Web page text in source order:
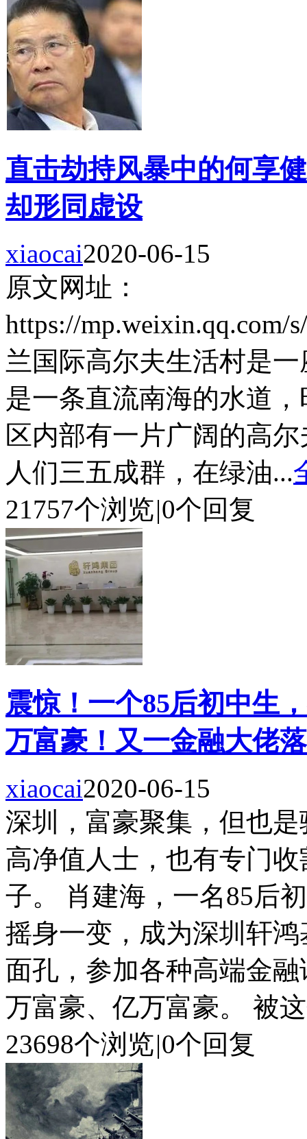
直击劫持风暴中的何享
却形同虚设
xiaocai2020-06-15
原文网址：
https://mp.weixin.qq.com/
兰国际高尔夫生活村是
是一条直流南海的水道
区内部有一片广阔的高
人们三五成群，在绿油...
21757个浏览|0个回复
震惊！一个85后初中生
万富豪！又一金融大佬
xiaocai2020-06-15
深圳，富豪聚集，但也
高净值人士，也有专门
子。 肖建海，一名85后
摇身一变，成为深圳轩
面孔，参加各种高端金
万富豪、亿万富豪。 被
23698个浏览|0个回复